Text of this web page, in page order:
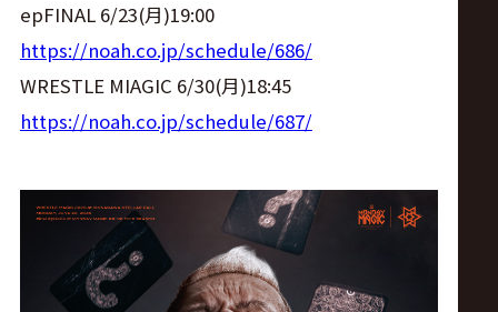
epFINAL 6/23(月)19:00
https://noah.co.jp/schedule/686/
WRESTLE MIAGIC 6/30(月)18:45
https://noah.co.jp/schedule/687/